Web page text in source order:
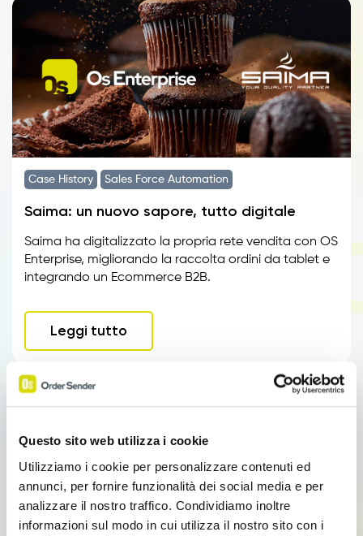
Questo sito web utilizza i cookie
Utilizziamo i cookie per personalizzare contenuti ed
annunci, per fornire funzionalità dei social media e per
analizzare il nostro traffico. Condividiamo inoltre
informazioni sul modo in cui utilizza il nostro sito con i
Case History Sales Force Automation
Saima: un nuovo sapore, tutto digitale
Saima ha digitalizzato la propria rete vendita con OS
Enterprise, migliorando la raccolta ordini da tablet e
integrando un Ecommerce B2B.
Leggi tutto